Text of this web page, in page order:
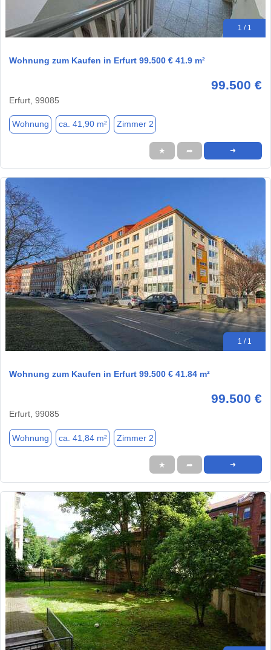
1 / 1
Wohnung zum Kaufen in Erfurt 99.500 € 41.9 m²
99.500 €
Erfurt, 99085
Wohnung ca. 41,90 m² Zimmer 2
★ ➦ ➜
1 / 1
Wohnung zum Kaufen in Erfurt 99.500 € 41.84 m²
99.500 €
Erfurt, 99085
Wohnung ca. 41,84 m² Zimmer 2
★ ➦ ➜